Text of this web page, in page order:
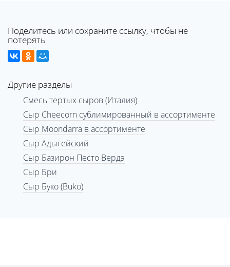
Поделитесь или сохраните ссылку, чтобы не
потерять
Другие разделы
Смесь тертых сыров (Италия)
Сыр Cheecorn сублимированный в ассортименте
Сыр Moondarra в ассортименте
Сыр Адыгейский
Сыр Базирон Песто Вердэ
Сыр Бри
Сыр Буко (Buko)